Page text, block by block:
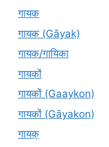
गायक
गायक (Gāyak)
गायक/गायिका
गायकों
गायकों (Gaaykon)
गायकों (Gāyakon)
गायक्